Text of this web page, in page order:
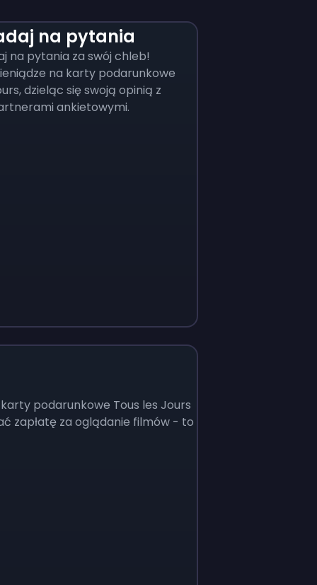
na pytania
na pytania za swój chleb!
na karty podarunkowe
dzieląc się swoją opinią z
ankietowymi.
podarunkowe Tous les Jours
zapłatę za oglądanie filmów - to